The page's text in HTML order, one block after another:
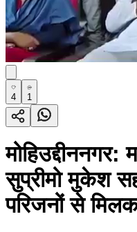
4 1
मोहिउद्दीननगर:
सुप्रीमो मुकेश
परिजनों से